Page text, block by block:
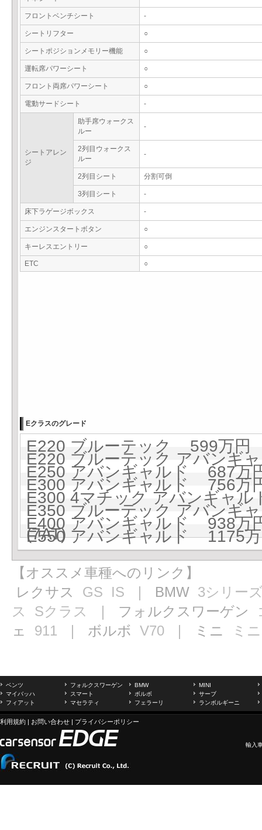
フロントベンチシート -
シートリフター ○
シートポジションメモリー機能 ○
運転席パワーシート ○
フロント両席パワーシート ○
電動サードシート -
シートアレン
ジ
助手席ウォークス
ルー
-
2列目ウォークス
ルー
-
2列目シート 分割可倒
3列目シート -
床下ラゲージボックス -
エンジンスタートボタン ○
キーレスエントリー ○
ETC ○
Eクラスのグレード
E220 ブルーテック 599万円
E220 ブルーテック アバン
E250 アバンギャルド 687万
E300 アバンギャルド 756万
E300 4マチック アバンギャ
E350 ブルーテック アバン
(7AT)
E400 アバンギャルド 938万
E550 アバンギャルド 1175
【オススメ車種へのリンク】
レクサス GS IS ｜ BMW 3シリー
ス
Sクラス ｜ フォルクスワーゲン
ェ 911 ｜ ボルボ V70 ｜ ミニ ミニ
ベンツ フォルクスワーゲン BMW
MINI
マイバッハ
スマート ボルボ
サーブ
フィアット
マセラティ フェラーリ ランボルギーニ
利用規約 | お問い合わせ | プライバシーポリシー
輸入